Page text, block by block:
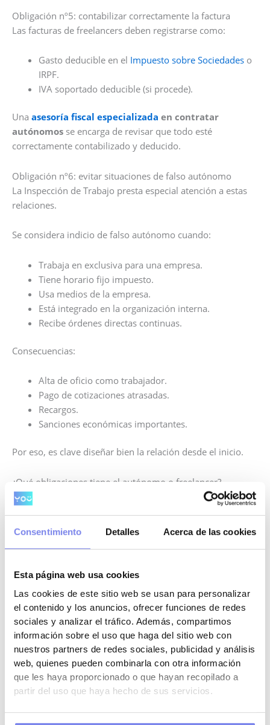
Consentimiento Detalles Acerca de las cookies
Esta página web usa cookies
Las cookies de este sitio web se usan para personalizar
el contenido y los anuncios, ofrecer funciones de redes
sociales y analizar el tráfico. Además, compartimos
información sobre el uso que haga del sitio web con
nuestros partners de redes sociales, publicidad y análisis
web, quienes pueden combinarla con otra información
que les haya proporcionado o que hayan recopilado a
partir del uso que haya hecho de sus servicios.
Obligación nº5: contabilizar correctamente la factura
Las facturas de freelancers deben registrarse como:
Gasto deducible en el Impuesto sobre Sociedadeso
IRPF.
IVA soportado deducible (si procede).
Una asesoría fiscal especializada en contratar
autónomos se encarga de revisar que todo esté
correctamente contabilizado y deducido.
Obligación nº6: evitar situaciones de falso autónomo
La Inspección de Trabajo presta especial atención a estas
relaciones.
Se considera indicio de falso autónomo cuando:
Trabaja en exclusiva para una empresa.
Tiene horario fijo impuesto.
Usa medios de la empresa.
Está integrado en la organización interna.
Recibe órdenes directas continuas.
Consecuencias:
Alta de oficio como trabajador.
Pago de cotizaciones atrasadas.
Recargos.
Sanciones económicas importantes.
Por eso, es clave diseñar bien la relación desde el inicio.
¿Qué obligaciones tiene el autónomo o freelancer?
Si eres tú quien presta servicios, debes cumplir con:
Alta en Hacienda y Seguridad Social.
Declaración anual.
Cumplir con protección de datos y normativa
aplicable a tu actividad.
Una buenaasesoría de autónomosevita errores y
optimiza tu fiscalidad.
Ventajas de contratar freelancers correctamente
Cuando se hace bien, este modelo tiene grandes ventajas: